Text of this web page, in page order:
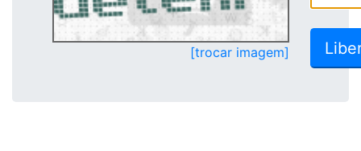
[trocar imagem]